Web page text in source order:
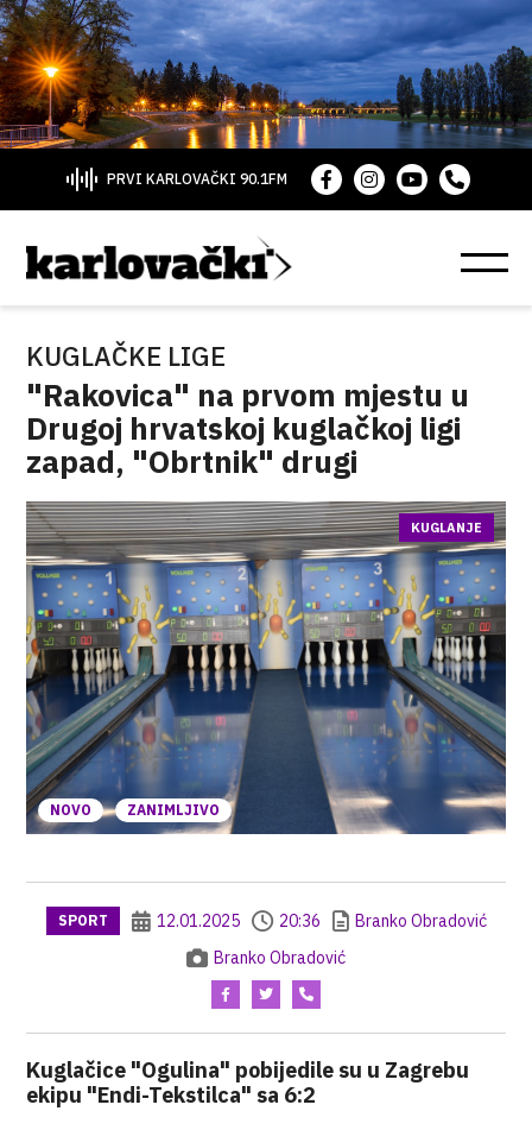
PRVI KARLOVAČKI 90.1FM
KUGLAČKE LIGE
"Rakovica" na prvom mjestu u
Drugoj hrvatskoj kuglačkoj ligi
zapad, "Obrtnik" drugi
NOVO ZANIMLJIVO
KUGLANJE
SPORT 12.01.2025 20:36
Branko Obradović
Branko Obradović
Kuglačice "Ogulina" pobijedile su u Zagrebu
ekipu "Endi-Tekstilca" sa 6:2